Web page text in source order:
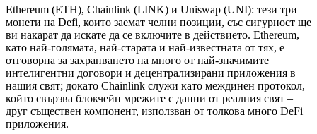
Ethereum (ETH), Chainlink (LINK) и Uniswap (UNI): тези три
монети на Defi, които заемат челни позиции, със сигурност ще
ви накарат да искате да се включите в действието. Ethereum,
като най-голямата, най-старата и най-известната от тях, е
отговорна за захранването на много от най-значимите
интелигентни договори и децентрализирани приложения в
нашия свят; докато Chainlink служи като междинен протокол,
който свързва блокчейн мрежите с данни от реалния свят –
друг съществен компонент, използван от толкова много DeFi
приложения.